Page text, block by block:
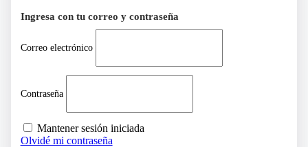
Ingresa con tu correo y contraseña
Correo electrónico
Contraseña
Mantener sesión iniciada
Olvidé mi contraseña